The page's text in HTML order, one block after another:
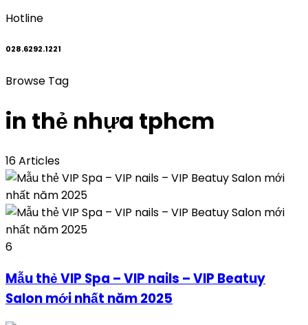
Hotline
028.6292.1221
Browse Tag
in thẻ nhựa tphcm
16 Articles
6
Mẫu thẻ VIP Spa – VIP nails – VIP Beatuy
Salon mới nhất năm 2025